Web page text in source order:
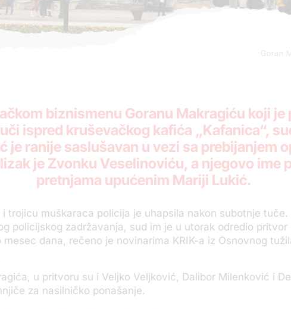
Goran
biznismenu Goranu Makragiću koji je
ispred kruševačkog kafića „Kafanica“,
je ranije saslušavan u vezi sa prebijanjem
je Zvonku Veselinoviću, a njegovo ime
pretnjama upućenim Mariji Lukić.
i trojicu muškaraca policija je uhapsila nakon subotnje tuče.
policijskog zadržavanja, sud im je u utorak odredio pritvor
mesec dana, rečeno je novinarima KRIK-a iz Osnovnog
u pritvoru su i Veljko Veljković, Dalibor Milenković i
za nasilničko ponašanje.